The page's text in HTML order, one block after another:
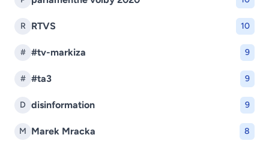
R RTVS 10
# #tv-markiza 9
# #ta3 9
D disinformation 9
M Marek Mracka 8